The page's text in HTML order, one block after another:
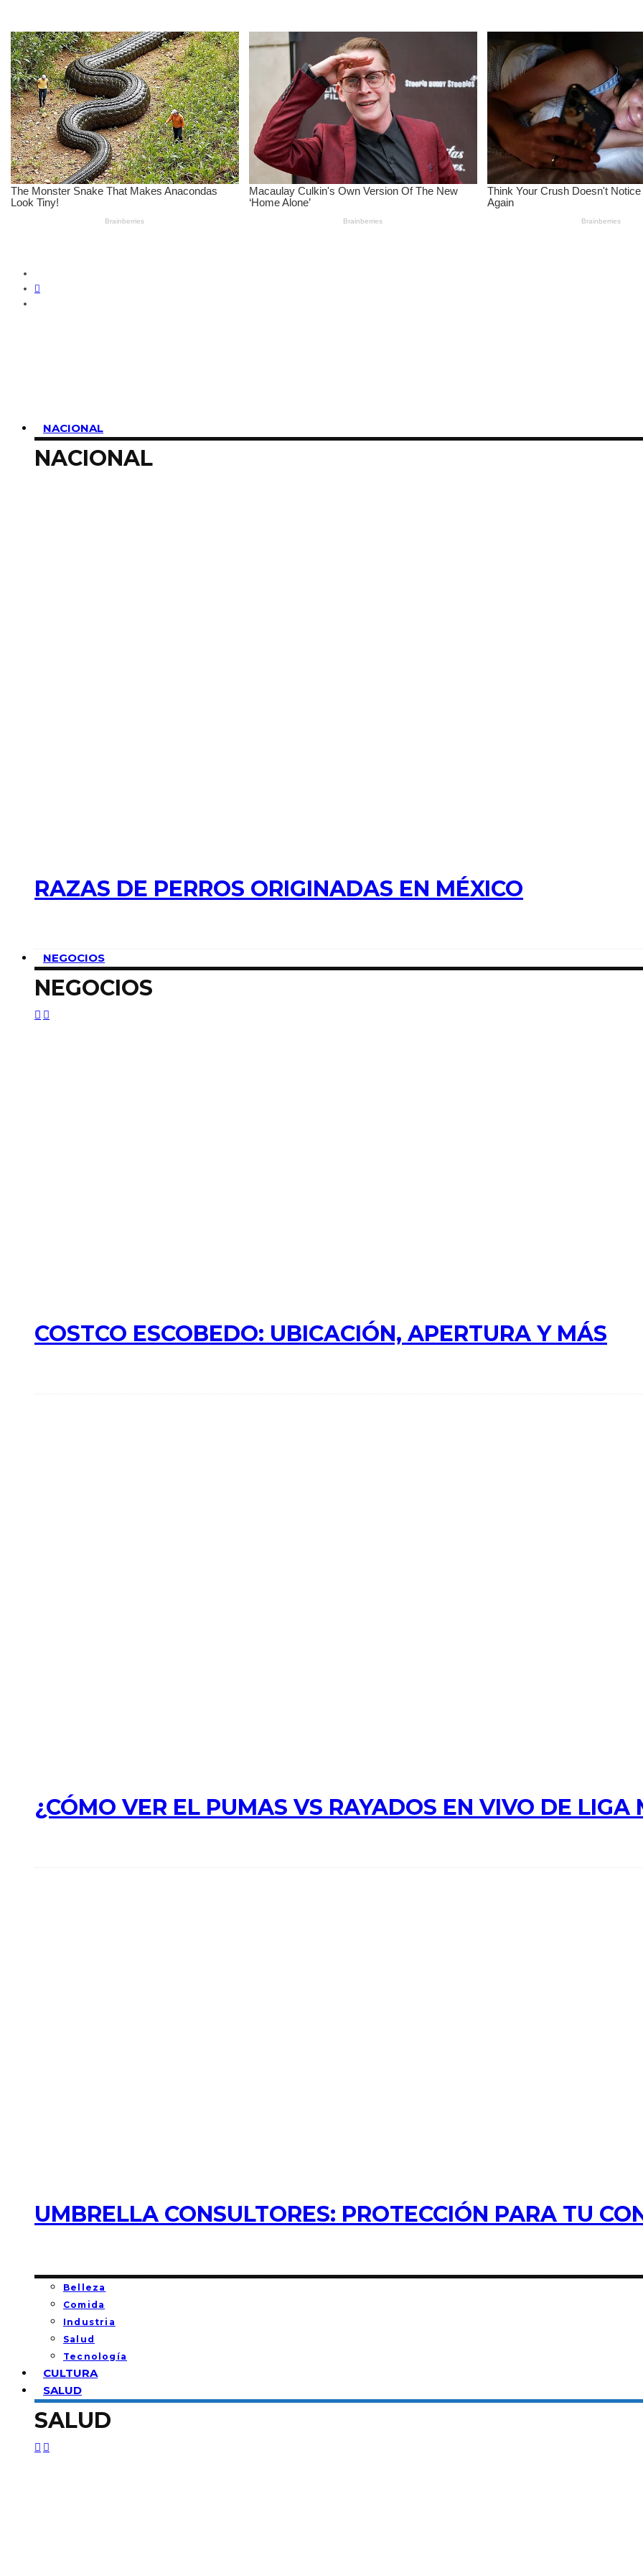
NACIONAL
NACIONAL
RAZAS DE PERROS ORIGINADAS EN MÉXICO
NEGOCIOS
NEGOCIOS
COSTCO ESCOBEDO: UBICACIÓN, APERTURA Y MÁS
¿CÓMO VER EL PUMAS VS RAYADOS EN VIVO DE LIGA
UMBRELLA CONSULTORES: PROTECCIÓN PARA TU
Belleza
Comida
Industria
Salud
Tecnología
CULTURA
SALUD
SALUD